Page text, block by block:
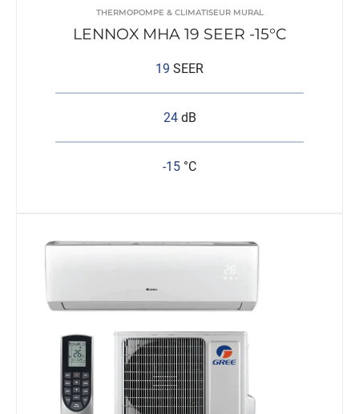
THERMOPOMPE & CLIMATISEUR MURAL
LENNOX MHA 19 SEER -15°C
19 SEER
24 dB
-15 °C